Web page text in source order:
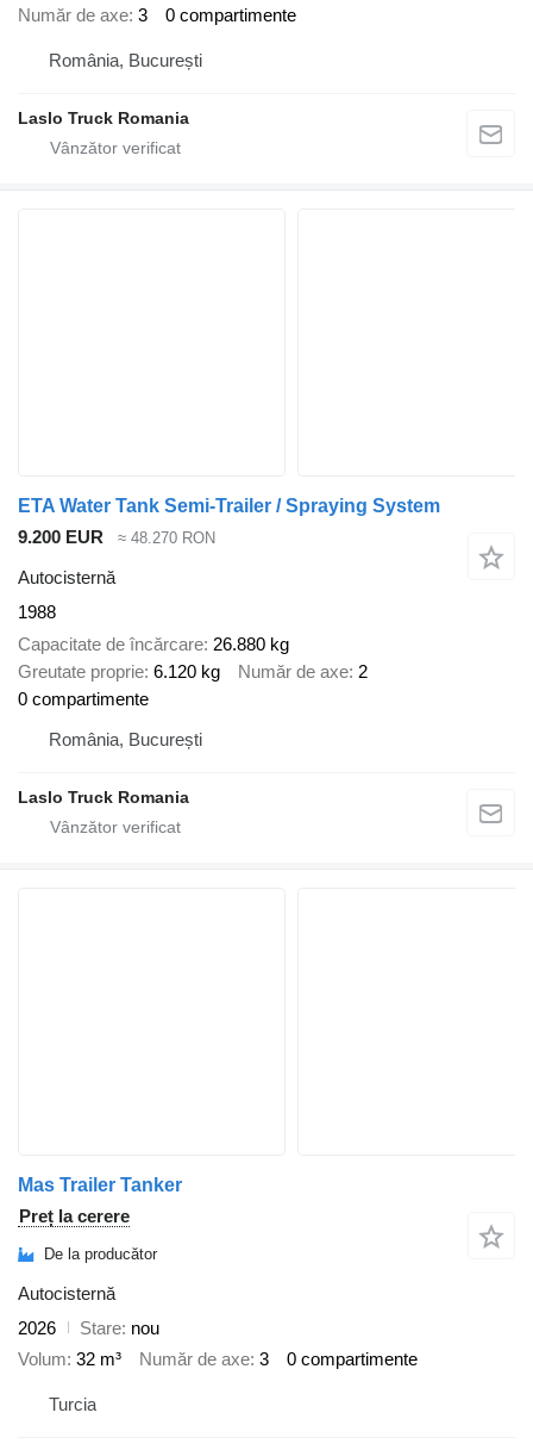
Număr de axe 3 0 compartimente
România, București
Laslo Truck Romania
ETA Water Tank Semi-Trailer / Spraying System
9.200 EUR
≈ 48.270 RON
Autocisternă
1988
Capacitate de încărcare 26.880 kg
Greutate proprie 6.120 kg Număr de axe 2
0 compartimente
România, București
Laslo Truck Romania
Mas Trailer Tanker
Preț la cerere
De la producător
Autocisternă
2026
Stare nou
Volum 32 m³ Număr de axe 3 0 compartimente
Turcia